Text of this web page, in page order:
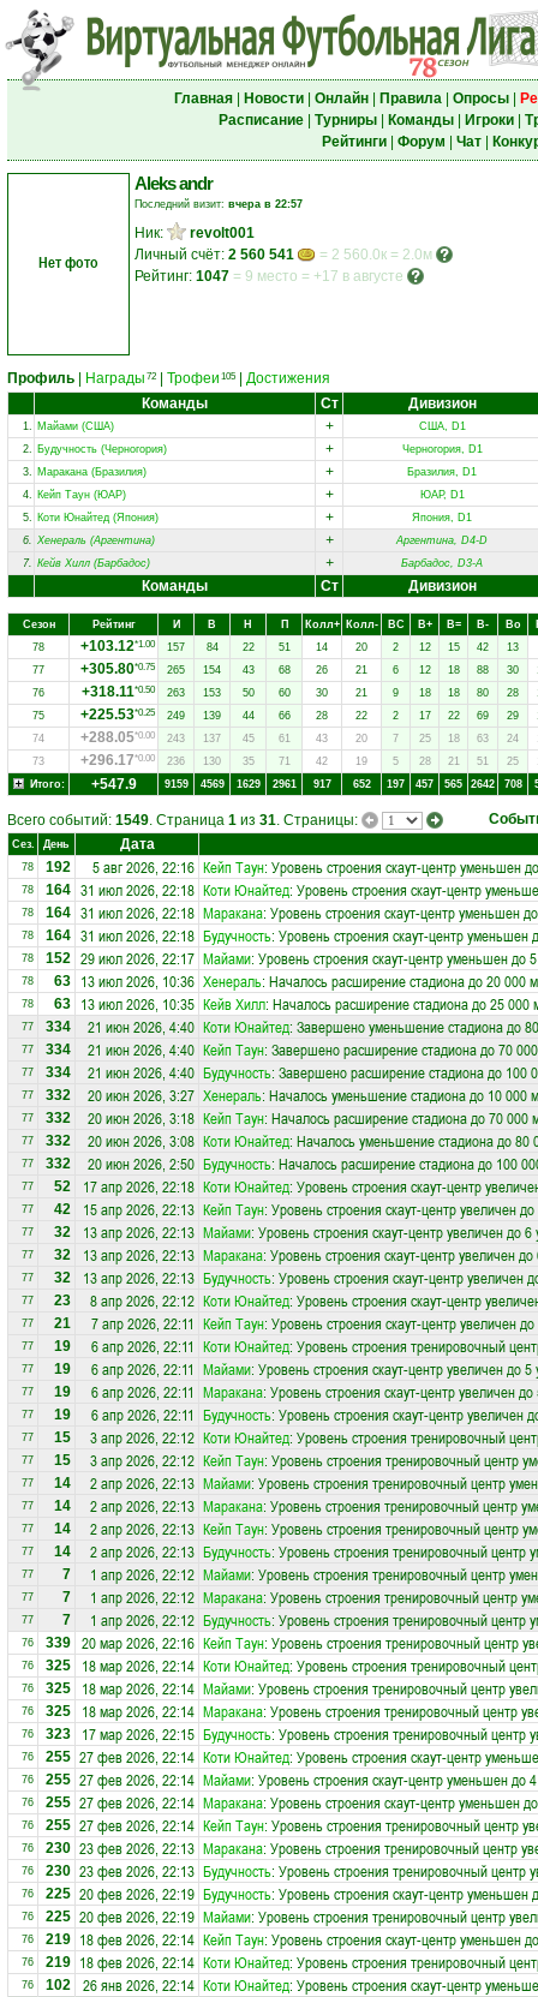
Главная| Новости| Онлайн| Правила| Опросы|
Расписание| Турниры| Команды| Игроки|
Рейтинги| Форум Чат|
Нет фото
Aleks andr
Последний визит: вчера в 22:57
Ник:
revolt001
Личный счёт: 2 560 541
= 2 560.0к = 2.0м
Рейтинг: 1047 = 9 место = +17 в августе
Профиль Награды 72 Трофеи 105
Достижения
Команды
Ст Дивизион
1. Майами (США) +
США, D1
2. Будучность (Черногория) +
Черногория, D1
3. Маракана (Бразилия) +
Бразилия, D1
4. Кейп Таун (ЮАР) +
ЮАР, D1
5. Коти Юнайтед (Япония) +
Япония, D1
6. Хенераль (Аргентина) +
Аргентина, D4-D
7. Кейв Хилл (Барбадос) + Барбадос, D3-A
Команды Ст Дивизион
Сезон Рейтинг И В Н П Колл+ Колл- ВC В+ В= В- Вo
78
+103.12*1.00 157 84 22 51 14 20 2 12 15 42
13
77
+305.80*0.75 265 154 43 68 26 21 6 12 18 88 30
76
+318.11*0.50 263 153 50 60 30 21 9 18 18 80 28
75
+225.53*0.25 249 139 44 66 28 22 2 17 22 69 29
74
+288.05*0.00 243 137 45 61 43 20 7 25 18 63 24
73
+296.17*0.00 236 130 35 71 42 19 5 28 21 51 25
Итого:
+547.9 9159 4569 1629 2961 917 652 197 457 565 2642 708
Всего событий: 1549. Страница 1 из 31. Страницы:
Сез. День Дата
78 192 5 авг 2026, 22:16 Кейп Таун: Уровень строения скаут-центр уменьшен
78 164 31 июл 2026, 22:18 Коти Юнайтед: Уровень строения скаут-центр
78 164 31 июл 2026, 22:18 Маракана: Уровень строения скаут-центр уменьшен
78 164 31 июл 2026, 22:18 Будучность: Уровень строения скаут-центр уменьшен
78 152 29 июл 2026, 22:17 Майами: Уровень строения скаут-центр уменьшен до
78 63 13 июл 2026, 10:36 Хенераль: Началось расширение стадиона до 20 000
78 63 13 июл 2026, 10:35 Кейв Хилл: Началось расширение стадиона до 25 000
77 334 21 июн 2026, 4:40 Коти Юнайтед: Завершено уменьшение стадиона до
77 334 21 июн 2026, 4:40 Кейп Таун: Завершено расширение стадиона до 70
77 334 21 июн 2026, 4:40 Будучность: Завершено расширение стадиона до 100
77 332 20 июн 2026, 3:27 Хенераль: Началось уменьшение стадиона до 10 000
77 332 20 июн 2026, 3:18 Кейп Таун: Началось расширение стадиона до 70 000
77 332 20 июн 2026, 3:08 Коти Юнайтед: Началось уменьшение стадиона до 80
77 332 20 июн 2026, 2:50 Будучность: Началось расширение стадиона до 100
77 52 17 апр 2026, 22:18 Коти Юнайтед: Уровень строения скаут-центр
77 42 15 апр 2026, 22:13 Кейп Таун: Уровень строения скаут-центр увеличен
77 32 13 апр 2026, 22:13 Майами: Уровень строения скаут-центр увеличен до 6
77 32 13 апр 2026, 22:13 Маракана: Уровень строения скаут-центр увеличен
77 32 13 апр 2026, 22:13 Будучность: Уровень строения скаут-центр увеличен
77 23 8 апр 2026, 22:12 Коти Юнайтед: Уровень строения скаут-центр
77 21 7 апр 2026, 22:11 Кейп Таун: Уровень строения скаут-центр увеличен
77 19 6 апр 2026, 22:11 Коти Юнайтед: Уровень строения тренировочный
77 19 6 апр 2026, 22:11 Майами: Уровень строения скаут-центр увеличен до 5
77 19 6 апр 2026, 22:11 Маракана: Уровень строения скаут-центр увеличен
77 19 6 апр 2026, 22:11 Будучность: Уровень строения скаут-центр увеличен
77 15 3 апр 2026, 22:12 Коти Юнайтед: Уровень строения тренировочный
77 15 3 апр 2026, 22:12 Кейп Таун: Уровень строения тренировочный центр
77 14 2 апр 2026, 22:13 Майами: Уровень строения тренировочный центр
77 14 2 апр 2026, 22:13 Маракана: Уровень строения тренировочный центр
77 14 2 апр 2026, 22:13 Кейп Таун: Уровень строения тренировочный центр
77 14 2 апр 2026, 22:13 Будучность: Уровень строения тренировочный центр
77 7 1 апр 2026, 22:12 Майами: Уровень строения тренировочный центр
77 7 1 апр 2026, 22:12 Маракана: Уровень строения тренировочный центр
77 7 1 апр 2026, 22:12 Будучность: Уровень строения тренировочный центр
76 339 20 мар 2026, 22:16 Кейп Таун: Уровень строения тренировочный центр
76 325 18 мар 2026, 22:14 Коти Юнайтед: Уровень строения тренировочный
76 325 18 мар 2026, 22:14 Майами: Уровень строения тренировочный центр
76 325 18 мар 2026, 22:14 Маракана: Уровень строения тренировочный центр
76 323 17 мар 2026, 22:15 Будучность: Уровень строения тренировочный центр
76 255 27 фев 2026, 22:14 Коти Юнайтед: Уровень строения скаут-центр
76 255 27 фев 2026, 22:14 Майами: Уровень строения скаут-центр уменьшен до
76 255 27 фев 2026, 22:14 Маракана: Уровень строения скаут-центр уменьшен
76 255 27 фев 2026, 22:14 Кейп Таун: Уровень строения тренировочный центр
76 230 23 фев 2026, 22:13 Маракана: Уровень строения тренировочный центр
76 230 23 фев 2026, 22:13 Будучность: Уровень строения тренировочный центр
76 225 20 фев 2026, 22:19 Будучность: Уровень строения скаут-центр уменьшен
76 225 20 фев 2026, 22:19 Майами: Уровень строения тренировочный центр
76 219 18 фев 2026, 22:14 Кейп Таун: Уровень строения скаут-центр уменьшен
76 219 18 фев 2026, 22:14 Коти Юнайтед: Уровень строения тренировочный
76 102 26 янв 2026, 22:14 Коти Юнайтед: Уровень строения скаут-центр